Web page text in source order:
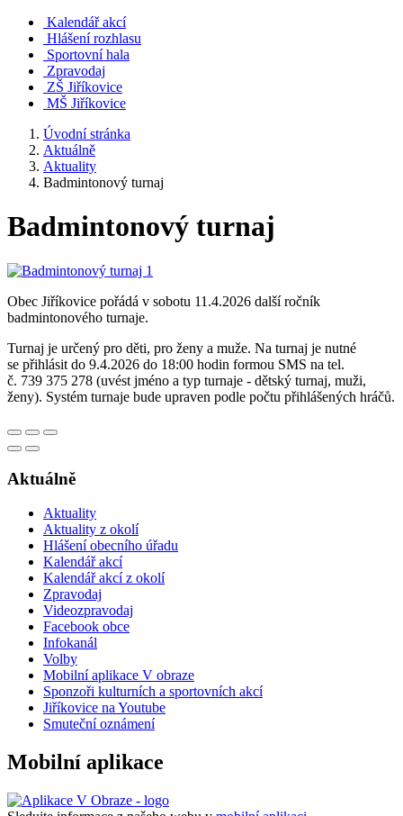
Kalendář akcí
Hlášení rozhlasu
Sportovní hala
Zpravodaj
ZŠ Jiříkovice
MŠ Jiříkovice
Úvodní stránka
Aktuálně
Aktuality
Badmintonový turnaj
Badmintonový turnaj
Obec Jiříkovice pořádá v sobotu 11.4.2026 další ročník
badmintonového turnaje.
Turnaj je určený pro děti, pro ženy a muže. Na turnaj je nutné
se přihlásit do 9.4.2026 do 18:00 hodin formou SMS na tel.
č. 739 375 278 (uvést jméno a typ turnaje - dětský turnaj, muži,
ženy). Systém turnaje bude upraven podle počtu přihlášených hráčů.
Aktuálně
Aktuality
Aktuality z okolí
Hlášení obecního úřadu
Kalendář akcí
Kalendář akcí z okolí
Zpravodaj
Videozpravodaj
Facebook obce
Infokanál
Volby
Mobilní aplikace V obraze
Sponzoři kulturních a sportovních akcí
Jiříkovice na Youtube
Smuteční oznámení
Mobilní aplikace